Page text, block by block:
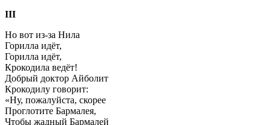
III
Но вот из-за Нила
Горилла идёт,
Горилла идёт,
Крокодила ведёт!
Добрый доктор Айболит
Крокодилу говорит:
«Ну, пожалуйста, скорее
Проглотите Бармалея,
Чтобы жадный Бармалей